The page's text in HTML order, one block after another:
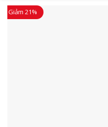
Giảm 21%